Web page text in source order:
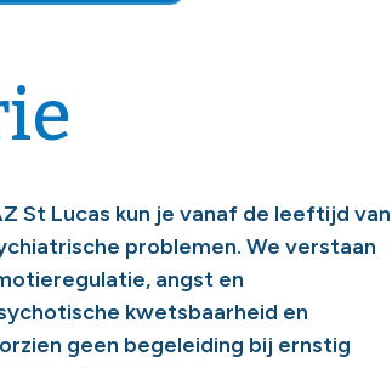
St Lucas kun je vanaf de leeftijd van
problemen. We verstaan
angst en
kwetsbaarheid en
geen begeleiding bij ernstig